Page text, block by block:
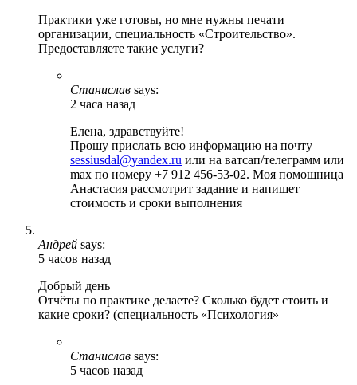
Практики уже готовы, но мне нужны печати
организации, специальность «Строительство».
Предоставляете такие услуги?
Станислав says:
2 часа назад
Елена, здравствуйте!
Прошу прислать всю информацию на почту
sessiusdal@yandex.ru или на ватсап/телеграмм или
max по номеру +7 912 456-53-02. Моя помощница
Анастасия рассмотрит задание и напишет
стоимость и сроки выполнения
Андрей says:
5 часов назад
Добрый день
Отчёты по практике делаете? Сколько будет стоить и
какие сроки? (специальность «Психология»
Станислав says:
5 часов назад